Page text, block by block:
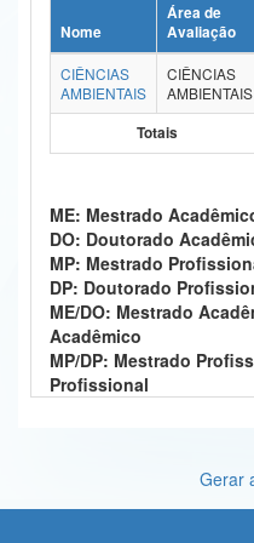
Ministério da Ciência, Tecnologia,
Ministério do Meio Ambiente
Ministério do Turismo
Controladoria-Geral da União
Ministério da Mulher, da Família e dos
Secretaria-Geral
Secretaria de Governo
Banco Central do Brasil
Nome
Área de
Avaliação
CIÊNCIAS
AMBIENTAIS
CIÊNCIAS
AMBIENTAIS
Totais
ME: Mestrado
DO: Doutorado
MP: Mestrado
DP: Doutorado
ME/DO: Mestrado
Acadêmico
MP/DP: Mestrado
Profissional
Gerar